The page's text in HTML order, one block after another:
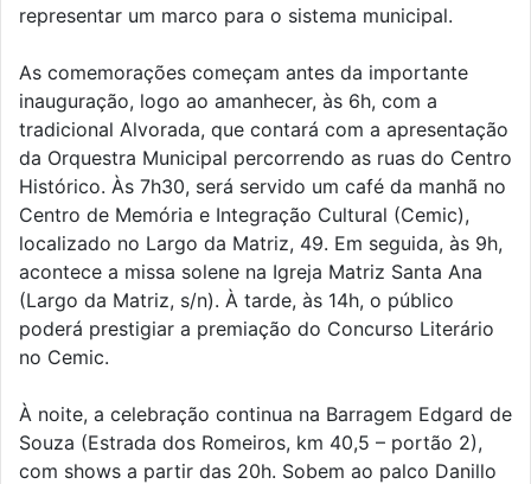
representar um marco para o sistema municipal.
As comemorações começam antes da importante
inauguração, logo ao amanhecer, às 6h, com a
tradicional Alvorada, que contará com a apresentação
da Orquestra Municipal percorrendo as ruas do Centro
Histórico. Às 7h30, será servido um café da manhã no
Centro de Memória e Integração Cultural (Cemic),
localizado no Largo da Matriz, 49. Em seguida, às 9h,
acontece a missa solene na Igreja Matriz Santa Ana
(Largo da Matriz, s/n). À tarde, às 14h, o público
poderá prestigiar a premiação do Concurso Literário
no Cemic.
À noite, a celebração continua na Barragem Edgard de
Souza (Estrada dos Romeiros, km 40,5 – portão 2),
com shows a partir das 20h. Sobem ao palco Danillo